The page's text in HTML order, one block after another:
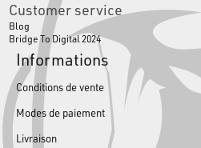
Customer service
Blog
Bridge To Digital 2024
Informations
Conditions de vente
Modes de paiement
Livraison